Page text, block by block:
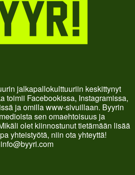
jalkapallokulttuuriin keskittynyt
toimii Facebookissa, Instagramissa,
ja omilla www-sivuillaan. Byyrin
sen omaehtoisuus ja
olet kiinnostunut tietämään lisää
yhteistyötä, niin ota yhteyttä!
info@byyri.com